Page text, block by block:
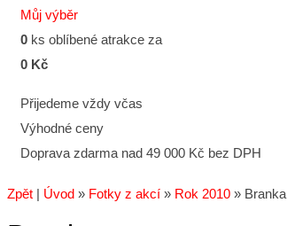
Můj výběr
0 ks oblíbené atrakce za
0 Kč
Přijedeme vždy včas
Výhodné ceny
Doprava zdarma nad 49 000 Kč bez DPH
Zpět | Úvod » Fotky z akcí » Rok 2010 » Branka